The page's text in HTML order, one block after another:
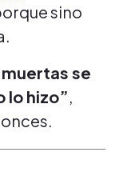
sino
se
lo hizo”,